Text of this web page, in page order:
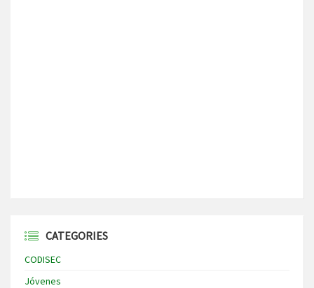
CATEGORIES
CODISEC
Jóvenes